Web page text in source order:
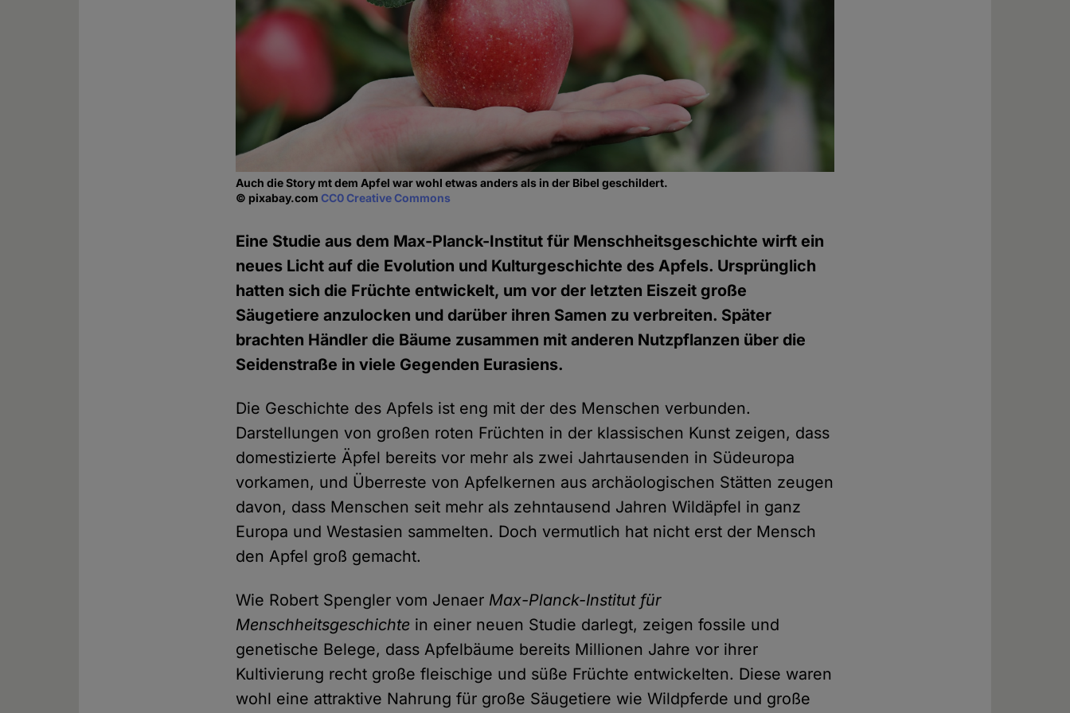
Auch die Story mt dem Apfel war wohl etwas anders als in der Bibel geschildert.
© pixabay.comCC0 Creative Commons
Eine Studie aus dem Max-Planck-Institut für Menschheitsgeschichte wirft ein
neues Licht auf die Evolution und Kulturgeschichte des Apfels. Ursprünglich
hatten sich die Früchte entwickelt, um vor der letzten Eiszeit große
Säugetiere anzulocken und darüber ihren Samen zu verbreiten. Später
brachten Händler die Bäume zusammen mit anderen Nutzpflanzen über die
Seidenstraße in viele Gegenden Eurasiens.
Die Geschichte des Apfels ist eng mit der des Menschen verbunden.
Darstellungen von großen roten Früchten in der klassischen Kunst zeigen, dass
domestizierte Äpfel bereits vor mehr als zwei Jahrtausenden in Südeuropa
vorkamen, und Überreste von Apfelkernen aus archäologischen Stätten zeugen
davon, dass Menschen seit mehr als zehntausend Jahren Wildäpfel in ganz
Europa und Westasien sammelten. Doch vermutlich hat nicht erst der Mensch
den Apfel groß gemacht.
Wie Robert Spengler vom Jenaer Max-Planck-Institut für
Menschheitsgeschichte in einer neuen Studie darlegt, zeigen fossile und
genetische Belege, dass Apfelbäume bereits Millionen Jahre vor ihrer
Kultivierung recht große fleischige und süße Früchte entwickelten. Diese waren
wohl eine attraktive Nahrung für große Säugetiere wie Wildpferde und große